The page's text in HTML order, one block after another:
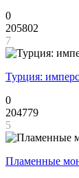
0
205802
7
Турция:
0
204779
5
Пламенные